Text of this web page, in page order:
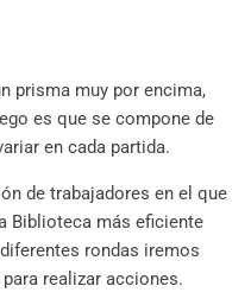
prisma muy por encima,
es que se compone de
en cada partida.
de trabajadores en el que
Biblioteca más eficiente
rondas iremos
realizar acciones.